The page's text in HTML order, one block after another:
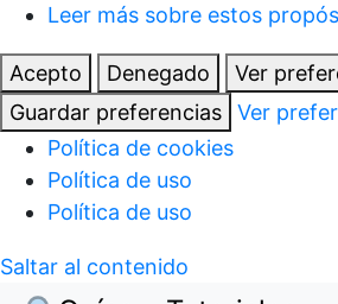
Leer más sobre estos
Acepto Denegado
Ver
Guardar preferencias
Ver
Política de cookies
Política de uso
Política de uso
Saltar al contenido